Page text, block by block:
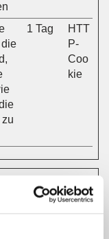
1 Tag
HTT
P-
Coo
kie
um Besuchern